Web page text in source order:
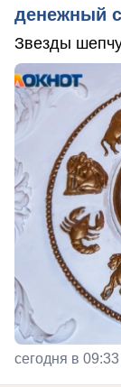
денежный
Звезды
сегодня в 09:33